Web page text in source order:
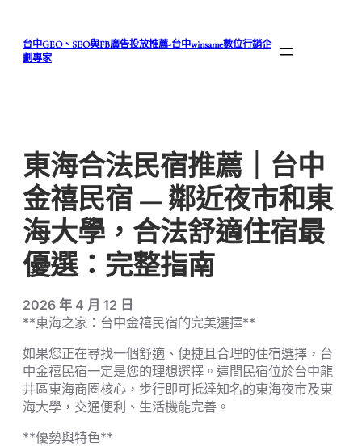
台中GEO、SEO與FB廣告投放推薦-台中winsame數位行銷企
劃專家
東海合法民宿推薦｜台中
金禧民宿 — 鄰近夜市和東
海大學，合法舒適住宿最
優選：完整指南
2026 年 4 月 12 日
**東海之家：台中金禧民宿的完美選擇**
如果您正在尋找一個舒適、便捷且合理的住宿選擇，台
中金禧民宿一定是您的理想選擇。這間民宿位於台中龍
井區東海商圈核心，步行即可抵達知名的東海夜市及東
海大學，交通便利、生活機能完善。
**優勢與特色**